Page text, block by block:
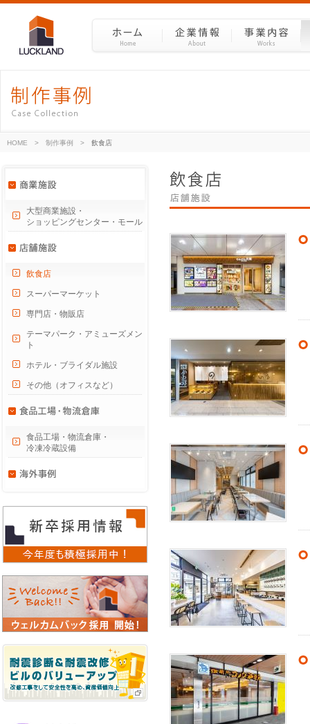
HOME > 制作事例 > 飲食店
大型商業施設・
ショッピングセンター・モール
飲食店
スーパーマーケット
専門店・物販店
テーマパーク・アミューズメン
ト
ホテル・ブライダル施設
その他（オフィスなど）
食品工場・物流倉庫・
冷凍冷蔵設備